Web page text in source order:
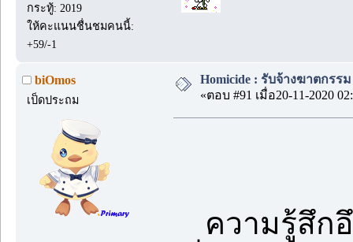
กระทู้: 2019
ให้คะแนนชื่นชมคนนี้:
+59/-1
biOmos
เป็ดประถม
Homicide : รับจ้างฆาตกรร
«ตอบ #91 เมื่อ20-11-2020
ความรู้สึกอึ